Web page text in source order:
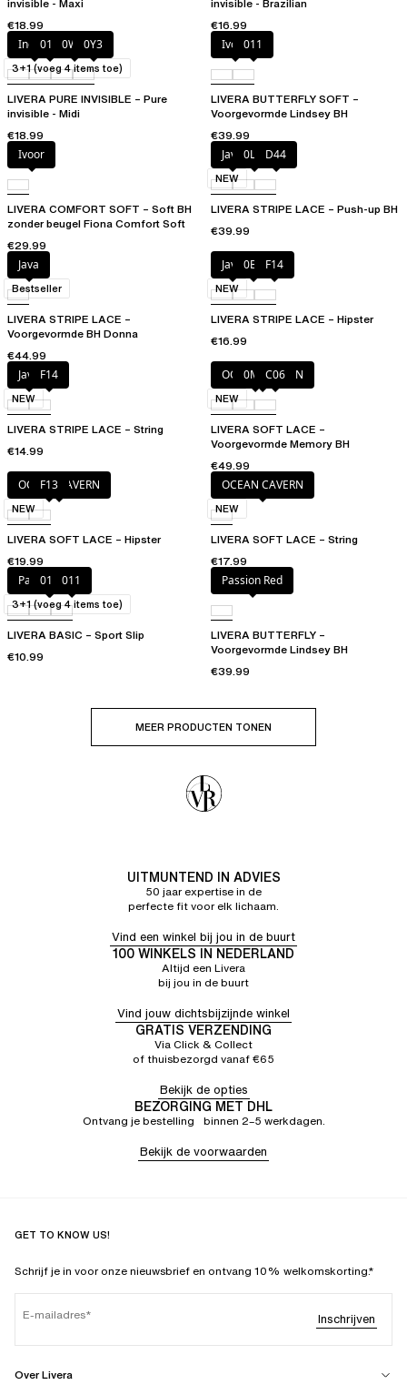
invisible - Maxi
€18.99
invisible - Brazilian
€16.99
Indigo
011 0WU0Y3
LIVERA PURE INVISIBLE – Pure
invisible - Midi
€18.99
3+1 (voeg 4 items toe)
Ivoor011
LIVERA BUTTERFLY SOFT –
Voorgevormde Lindsey BH
€39.99
Ivoor
LIVERA COMFORT SOFT – Soft BH
zonder beugel Fiona Comfort Soft
€29.99
Java 0LW D44
LIVERA STRIPE LACE – Push-up BH
€39.99
NEW
Java
LIVERA STRIPE LACE –
Voorgevormde BH Donna
€44.99
Bestseller
Java 0BK F14
LIVERA STRIPE LACE – Hipster
€16.99
NEW
Java F14
LIVERA STRIPE LACE – String
€14.99
NEW
OCEAN CAVERN
0MEC06
LIVERA SOFT LACE –
Voorgevormde Memory BH
€49.99
NEW
OCEAN CAVERN
F13
LIVERA SOFT LACE – Hipster
€19.99
NEW
OCEAN CAVERN
LIVERA SOFT LACE – String
€17.99
NEW
Passion Red
010 011
LIVERA BASIC – Sport Slip
€10.99
3+1 (voeg 4 items toe)
Passion Red
LIVERA BUTTERFLY –
Voorgevormde Lindsey BH
€39.99
MEER PRODUCTEN TONEN
UITMUNTEND IN ADVIES
50 jaar expertise in de
perfecte fit voor elk lichaam.
Vind een winkel bij jou in de buurt
100 WINKELS IN NEDERLAND
Altijd een Livera
bij jou in de buurt
Vind jouw dichtsbijzijnde winkel
GRATIS VERZENDING
Via Click & Collect
of thuisbezorgd vanaf €65
Bekijk de opties
BEZORGING MET DHL
Ontvang je bestelling binnen 2–5 werkdagen.
Bekijk de voorwaarden
GET TO KNOW US!
Schrijf je in voor onze nieuwsbrief en ontvang 10% welkomskorting.*
E-mailadres Inschrijven
Over Livera